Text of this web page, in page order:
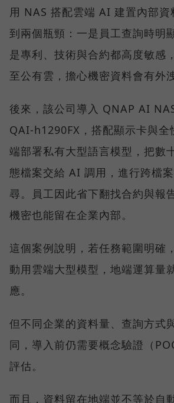
用 NAS 搭配雲端 AI 建置內部資
到兩個瓶頸：一是員工查詢時明
是專利、技術與合約都高度敏感
至公有雲，擔心機密資料會有外
後來，該公司導入 QNAP AI
QAI-h1290FX，搭配顯示卡與全
端部署私有大型語言模型，把數
態檔案交給 AI 調用，進行跨檔
尋。員工因此省下翻找合約與報
機密也能留在企業內部。
這個案例說明，若任務範圍明確
動用雲端大型模型，地端運算量
應。
但不同企業的資料量、查詢方式
同，導入前仍需要概念驗證（
評估。
而且，資料留在地端並不等於自